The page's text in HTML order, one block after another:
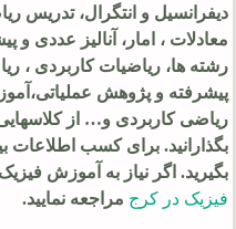
دیفرانسیل و انتگرال، تدریس
معادلات ، امار، آنالیز عددی و
رشته ها، ریاضیات کاربردی ،
پیشرفته و پژوهش
ریاضی کاربردی و… از
بگذارانید. برای کسب
بگیرید. اگر نیاز به آموزش
فیزیک در کرج مراجعه نمایید.